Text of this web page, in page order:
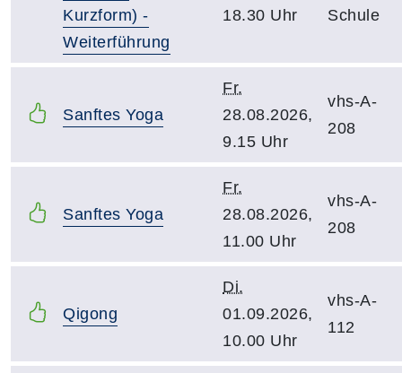
Kurzform) -
Weiterführung
18.30 Uhr
Schule
Sanftes Yoga
Fr.
28.08.2026,
9.15 Uhr
vhs-A-
208
Sanftes Yoga
Fr.
28.08.2026,
11.00 Uhr
vhs-A-
208
Qigong
Di.
01.09.2026,
10.00 Uhr
vhs-A-
112